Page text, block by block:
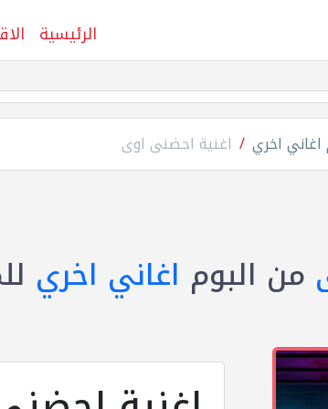
الرئيسية
اغاني اخري اغنية احضنى اوى
من البوم اغاني اخري